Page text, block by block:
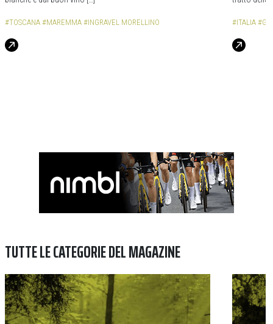
#TOSCANA #MAREMMA #INGRAVEL MORELLINO #ITALIA
TUTTE LE CATEGORIE DEL MAGAZINE